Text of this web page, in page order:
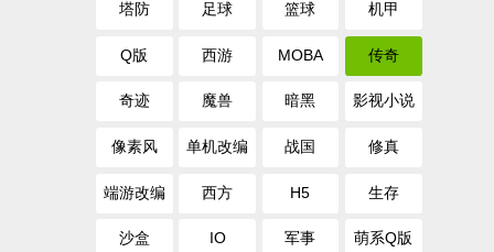
塔防 足球 篮球 机甲
Q版 西游 MOBA 传奇
奇迹 魔兽 暗黑 影视小说
像素风 单机改编 战国 修真
端游改编 西方 H5 生存
沙盒 IO 军事 萌系Q版